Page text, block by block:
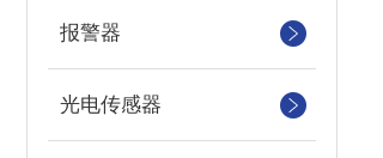
报警器
光电传感器